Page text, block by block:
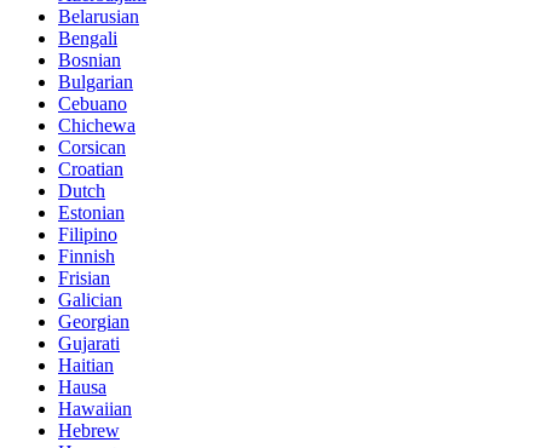
Belarusian
Bengali
Bosnian
Bulgarian
Cebuano
Chichewa
Corsican
Croatian
Dutch
Estonian
Filipino
Finnish
Frisian
Galician
Georgian
Gujarati
Haitian
Hausa
Hawaiian
Hebrew